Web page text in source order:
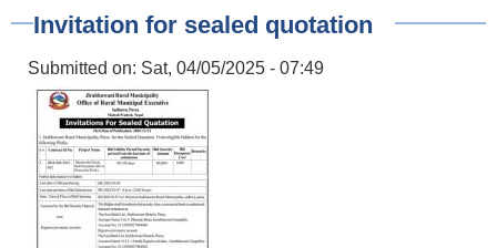
Invitation for sealed quotation
Submitted on: Sat, 04/05/2025 - 07:49